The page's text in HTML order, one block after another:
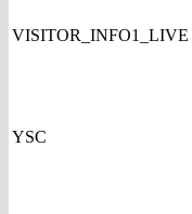
VISITOR_INFO1_LIVE
YSC